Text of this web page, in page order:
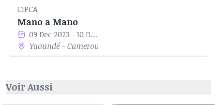
CIPCA
Mano a Mano
09 Dec 2023 - 10 Dec 2023
Yaoundé - Cameroun
Voir Aussi